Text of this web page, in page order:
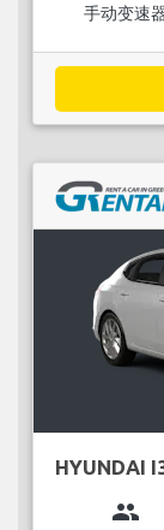
手动变速
HYUNDAI
group